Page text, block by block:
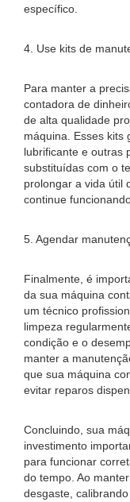
específico.
4. Use kits de
Para manter a
contadora de
de alta qualidade
máquina. Esses kits
lubrificante e outras
substituídas com o
prolongar a vida útil
continue
5. Agendar
Finalmente, é
da sua máquina
um técnico
limpeza
condição e o
manter a
que sua máquina
evitar reparos
Concluindo, sua
investimento
para funcionar
do tempo. Ao
desgaste,